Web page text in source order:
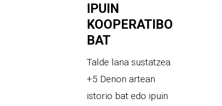
IPUIN
KOOPERATIBO
BAT
Talde lana sustatzea.
+5 Denon artean
istorio bat edo ipuin